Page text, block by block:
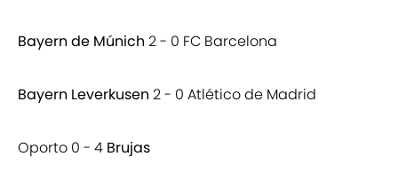
Bayern de Múnich 2 - 0 FC Barcelona
Bayern Leverkusen 2 - 0 Atlético de Madrid
Oporto 0 - 4 Brujas